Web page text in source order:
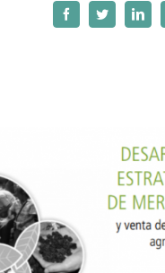
FacebookTwitter